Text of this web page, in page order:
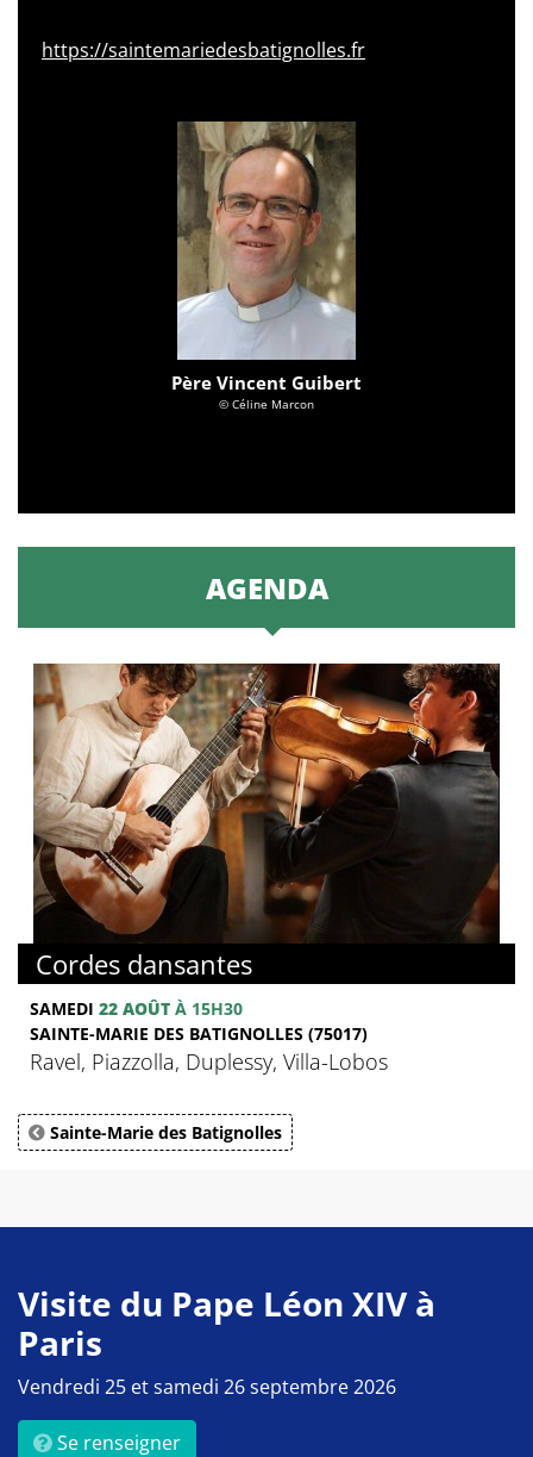
https://saintemariedesbatignolles.fr
Père Vincent Guibert
© Céline Marcon
AGENDA
Cordes dansantes
SAMEDI 22 AOÛT À 15H30
SAINTE-MARIE DES BATIGNOLLES (75017)
Ravel, Piazzolla, Duplessy, Villa-Lobos
Sainte-Marie des Batignolles
Visite du Pape Léon XIV à
Paris
Vendredi 25 et samedi 26 septembre 2026
Se renseigner